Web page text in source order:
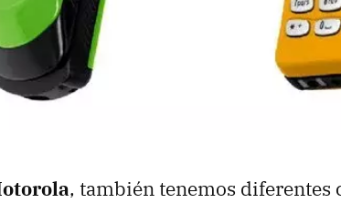
, también tenemos diferentes